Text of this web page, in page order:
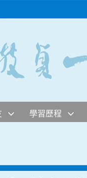
學習歷程